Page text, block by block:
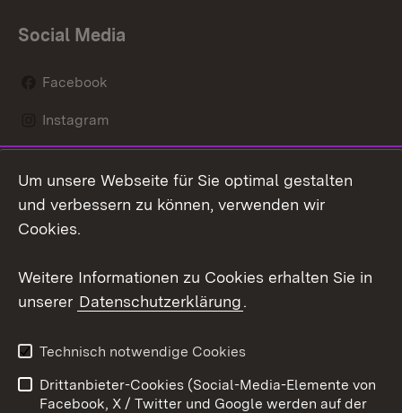
Social Media
Facebook
Instagram
Mastodon
Youtube
Kontakt
Datenschutz
Barrierefreiheit
Impressum Cookies
Um unsere Webseite für Sie optimal gestalten
und verbessern zu können, verwenden wir
Cookies.
Weitere Informationen zu Cookies erhalten Sie in
unserer Datenschutzerklärung.
Technisch notwendige Cookies
Drittanbieter-Cookies (Social-Media-Elemente von
Facebook, X / Twitter und Google werden auf der